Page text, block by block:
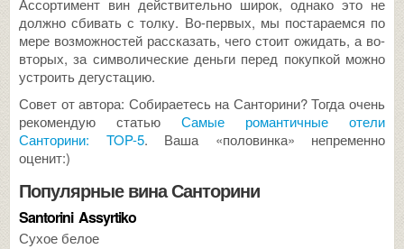
Ассортимент вин действительно широк, однако это не
должно сбивать с толку. Во-первых, мы постараемся по
мере возможностей рассказать, чего стоит ожидать, а во-
вторых, за символические деньги перед покупкой можно
устроить дегустацию.
Совет от автора: Собираетесь на Санторини? Тогда очень
рекомендую статью Самые романтичные отели
Санторини: TOP-5. Ваша «половинка» непременно
оценит:)
Популярные вина Санторини
Santorini Assyrtiko
Сухое белое